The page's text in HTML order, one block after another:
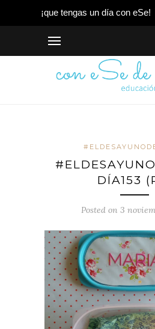
¡que tengas un día con eSe!
DÍA153
Posted on 3